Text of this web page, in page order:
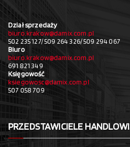
Dział sprzedaży
biuro.krakow@damix.com.pl
502 235 127/ 509 264 326/ 509 294 067
Biuro
biuro.krakow@damix.com.pl
691 821 349
Księgowość
ksiegowosc@damix.com.pl
507 058 709
PRZEDSTAWICIELE HANDLOWI